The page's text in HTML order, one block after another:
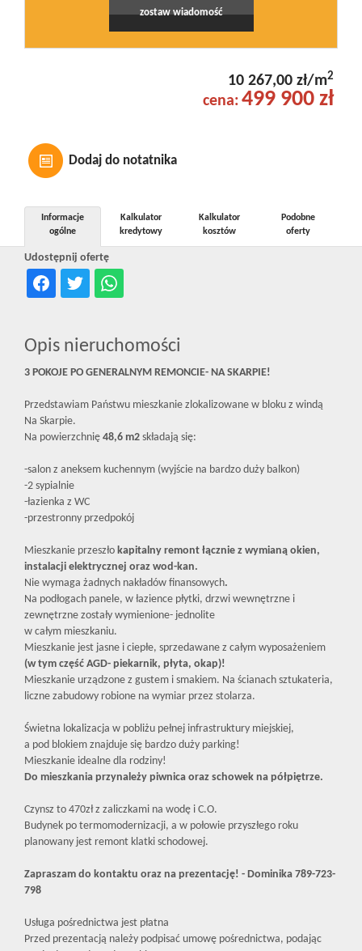
zostaw wiadomość
10 267,00 zł/m2
cena: 499 900 zł
Dodaj do notatnika
Udostępnij ofertę
Informacje
ogólne
Kalkulator
kredytowy
Kalkulator
kosztów
Podobne
oferty
Opis nieruchomości
3 POKOJE PO GENERALNYM REMONCIE- NA SKARPIE!
Przedstawiam Państwu mieszkanie zlokalizowane w bloku z windą
Na Skarpie.
Na powierzchnię 48,6 m2 składają się:
-salon z aneksem kuchennym (wyjście na bardzo duży balkon)
-2 sypialnie
-łazienka z WC
-przestronny przedpokój
Mieszkanie przeszło kapitalny remont łącznie z wymianą okien,
instalacji elektrycznej oraz wod-kan.
Nie wymaga żadnych nakładów finansowych.
Na podłogach panele, w łazience płytki, drzwi wewnętrzne i
zewnętrzne zostały wymienione- jednolite
w całym mieszkaniu.
Mieszkanie jest jasne i ciepłe, sprzedawane z całym wyposażeniem
(w tym część AGD- piekarnik, płyta, okap)!
Mieszkanie urządzone z gustem i smakiem. Na ścianach sztukateria,
liczne zabudowy robione na wymiar przez stolarza.
Świetna lokalizacja w pobliżu pełnej infrastruktury miejskiej,
a pod blokiem znajduje się bardzo duży parking!
Mieszkanie idealne dla rodziny!
Do mieszkania przynależy piwnica oraz schowek na półpiętrze.
Czynsz to 470zł z zaliczkami na wodę i C.O.
Budynek po termomodernizacji, a w połowie przyszłego roku
planowany jest remont klatki schodowej.
Zapraszam do kontaktu oraz na prezentację! - Dominika 789-723-
798
Usługa pośrednictwa jest płatna
Przed prezentacją należy podpisać umowę pośrednictwa, podając